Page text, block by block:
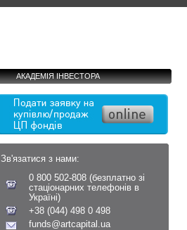
АКАДЕМІЯ ІНВЕСТОРА
Зв'язатися з нами:
0 800 502-808 (безплатно зі
стаціонарних телефонів в
Україні)
+38 (044) 498 0 498
funds@artcapital.ua